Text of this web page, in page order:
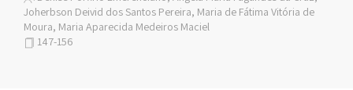
Joherbson Deivid dos Santos Pereira, Maria de Fátima Vitória de
Moura, Maria Aparecida Medeiros Maciel
147-156